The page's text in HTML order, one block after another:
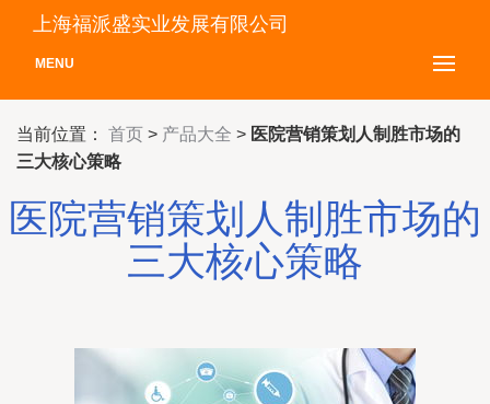
上海福派盛实业发展有限公司
MENU
当前位置： 首页 > 产品大全 > 医院营销策划人制胜市场的
三大核心策略
医院营销策划人制胜市场的
三大核心策略